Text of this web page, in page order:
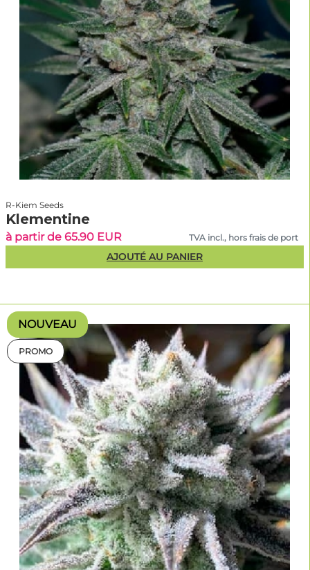
R-Kiem Seeds
Klementine
à partir de 65.90 EUR TVA incl., hors frais de port
AJOUTÉ AU PANIER
NOUVEAU
PROMO